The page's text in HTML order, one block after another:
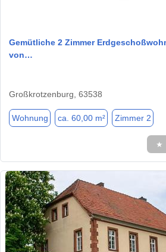
Gemütliche 2 Zimmer
von…
Großkrotzenburg, 63538
Wohnung ca. 60,00 m² Zimmer 2
★